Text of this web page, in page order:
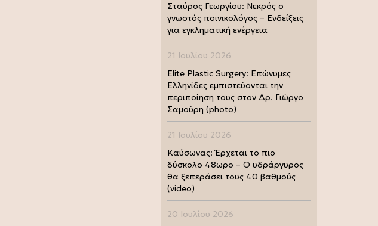
Σταύρος Γεωργίου: Νεκρός ο
γνωστός ποινικολόγος – Ενδείξεις
για εγκληματική ενέργεια
21 Ιουλίου 2026
Elite Plastic Surgery: Επώνυμες
Ελληνίδες εμπιστεύονται την
περιποίηση τους στον Δρ. Γιώργο
Σαμούρη (photo)
21 Ιουλίου 2026
Καύσωνας: Έρχεται το πιο
δύσκολο 48ωρο – Ο υδράργυρος
θα ξεπεράσει τους 40 βαθμούς
(video)
20 Ιουλίου 2026